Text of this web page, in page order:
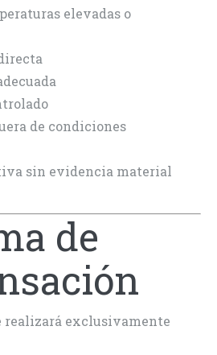
elevadas o
de condiciones
sin evidencia material
de
realizará exclusivamente